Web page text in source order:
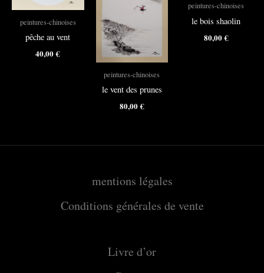
peintures-chinoises
pêche au vent
40,00€
peintures-chinoises
le vent des prunes
80,00€
peintures-chinoises
le bois shaolin
80,00€
mentions légales
Conditions générales de vente
Livre d’or